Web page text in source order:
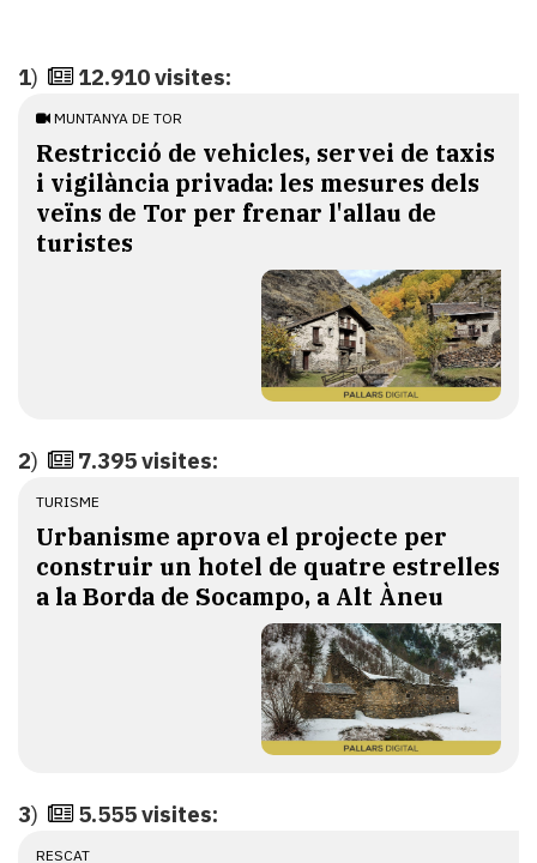
del
Contingut
patrocinat
Lo
més
llegit...
1) 12.910 visites:
MUNTANYA DE TOR
Restricció de vehicles, servei de taxis
i vigilància privada: les mesures dels
veïns de Tor per frenar l'allau de
turistes
2) 7.395 visites:
TURISME
Urbanisme aprova el projecte per
construir un hotel de quatre estrelles
a la Borda de Socampo, a Alt Àneu
3) 5.555 visites:
RESCAT